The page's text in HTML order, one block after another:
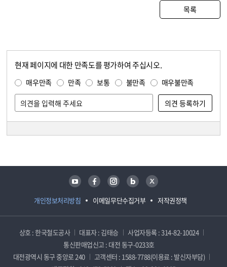
목록
현재 페이지에 대한 만족도를 평가하여 주십시오.
매우만족 만족 보통 불만족 매우불만족
개인정보처리방침 이메일무단수집거부 저작권정책
유튜브 페이스북 인스타그램 블로그 트위터
상호 : 한국철도공사 대표자 : 김태승
사업자등록 : 314-82-10024
통신판매업신고 : 대전 동구-0233호
대전광역시 동구 중앙로 240
고객센터 : 1588-7788(이용료 : 발신자부담)